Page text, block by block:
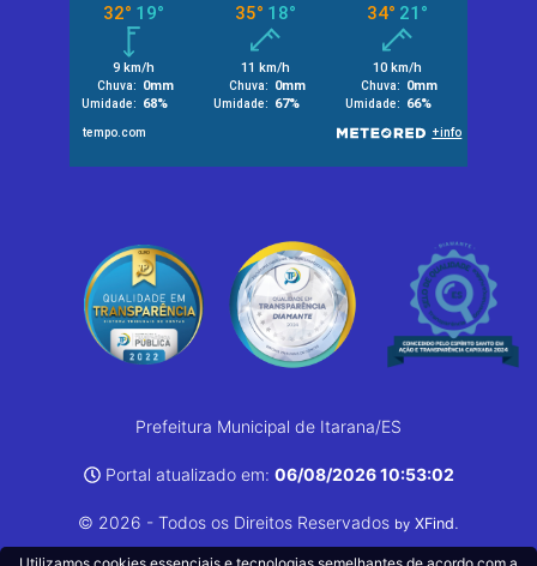
Prefeitura Municipal de Itarana/ES
Portal atualizado em: 06/08/2026 10:53:02
© 2026 - Todos os Direitos Reservados by XFind.
Utilizamos cookies essenciais e tecnologias semelhantes de acordo com a